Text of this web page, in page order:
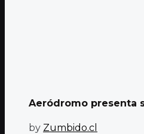
Aeródromo presenta
by Zumbido.cl